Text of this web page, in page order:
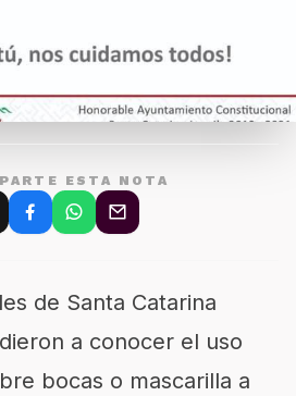
ESTA NOTA
de Santa Catarina
a conocer el uso
bocas o mascarilla a